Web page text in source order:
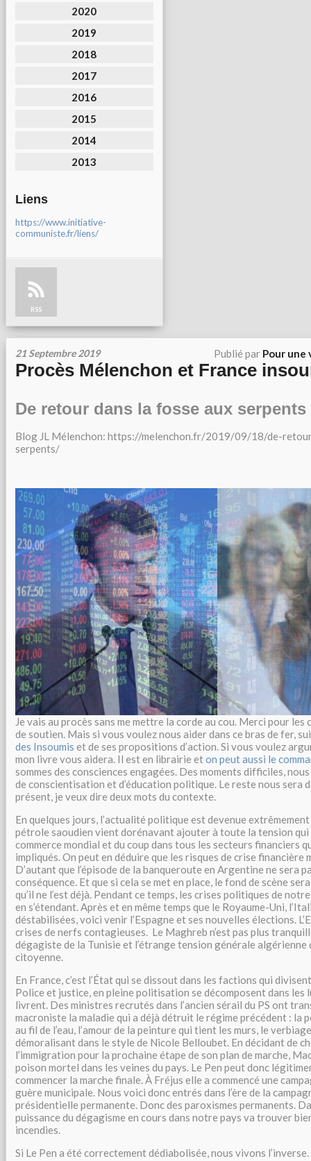
2020
2019
2018
2017
2016
2015
2014
2013
Liens
https://www.initiative-
communiste.fr/liens/
RSS
21 Septembre 2019 Publié par Pour une
Procès Mélenchon et France
De retour dans la fosse aux serpents
Blog JL Mélenchon: https://melenchon.fr/2019/09/18/de-
serpents/
Je vais au procès sans me mettre la corde au cou. Merci pour les
de soutien. Mais si vous voulez nous aider dans ce bras de fer,
des Insoumis et de ses propositions d’action. Si vous voulez
mon livre vous aidera. Il est en librairie eton peut aussi le
sommes des consciences engagées. Des moments difficiles,
de conscientisation et d’éducation politique. Le reste nous sera
présent, je veux dire deux mots du contexte.
En quelques jours, l’actualité politique est devenue extrêmement
pétrole saoudien vient dorénavant ajouter à toute la tension qui
commerce mondial et du coup dans tous les secteurs financiers
impliqués. On peut en déduire que les risques de crise financière
D’autant que l’épisode de la banqueroute en Argentine ne sera
conséquence. Et que si cela se met en place, le fond de scène
qu’il ne l’est déjà. Pendant ce temps, les crises politiques de
en s’étendant. Après et en même temps que le Royaume-Uni,
déstabilisées, voici venir l’Espagne et ses nouvelles élections.
crises de nerfs contagieuses. Le Maghreb n’est pas plus
dégagiste de la Tunisie et l’étrange tension générale
citoyenne.
En France, c’est l’État qui se dissout dans les factions qui
Police et justice, en pleine politisation se décomposent dans les
livrent. Des ministres recrutés dans l’ancien sérail du PS ont
macroniste la maladie qui a déjà détruit le régime précédent : la
au fil de l’eau, l’amour de la peinture qui tient les murs, le
démoralisant dans le style de Nicole Belloubet. En décidant de
l’immigration pour la prochaine étape de son plan de marche,
poison mortel dans les veines du pays. Le Pen peut donc
commencer la marche finale. À Fréjus elle a commencé une
guère municipale. Nous voici donc entrés dans l’ère de la
présidentielle permanente. Donc des paroxismes permanents.
puissance du dégagisme en cours dans notre pays va trouver
incendies.
Si Le Pen a été correctement dédiabolisée, nous vivons